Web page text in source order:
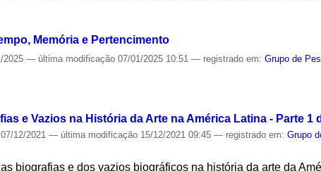
Memória e Pertencimento
2025— última modificação 07/01/2025 10:51— registrado em:Grupo de
e Vazios na História da Arte na América Latina - Parte 1
07/12/2021— última modificação 15/12/2021 09:45— registrado em:Grupo
biografias e dos vazios biográficos na história da arte da